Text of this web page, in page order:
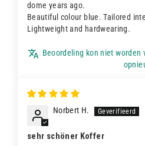
dome years ago.
Beautiful colour blue. Tailored
Lightweight and hardwearing.
Beoordeling kon niet
Norbert H.
sehr schöner Koffer